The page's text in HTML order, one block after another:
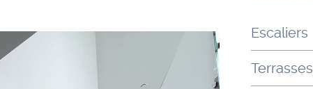
Escaliers
Terrasses